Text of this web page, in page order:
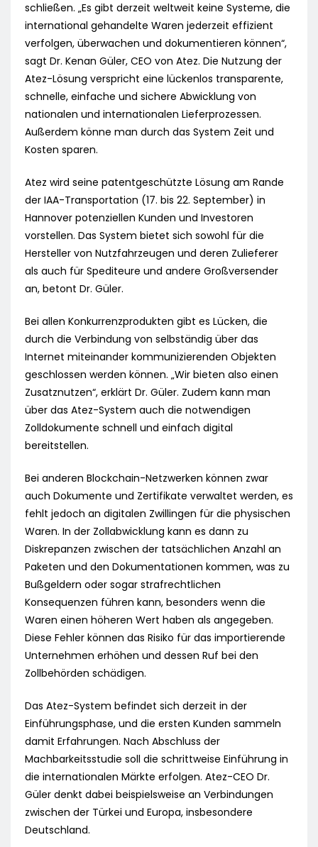
schließen. „Es gibt derzeit weltweit keine Systeme, die
international gehandelte Waren jederzeit effizient
verfolgen, überwachen und dokumentieren können“,
sagt Dr. Kenan Güler, CEO von Atez. Die Nutzung der
Atez-Lösung verspricht eine lückenlos transparente,
schnelle, einfache und sichere Abwicklung von
nationalen und internationalen Lieferprozessen.
Außerdem könne man durch das System Zeit und
Kosten sparen.
Atez wird seine patentgeschützte Lösung am Rande
der IAA-Transportation (17. bis 22. September) in
Hannover potenziellen Kunden und Investoren
vorstellen. Das System bietet sich sowohl für die
Hersteller von Nutzfahrzeugen und deren Zulieferer
als auch für Spediteure und andere Großversender
an, betont Dr. Güler.
Bei allen Konkurrenzprodukten gibt es Lücken, die
durch die Verbindung von selbständig über das
Internet miteinander kommunizierenden Objekten
geschlossen werden können. „Wir bieten also einen
Zusatznutzen“, erklärt Dr. Güler. Zudem kann man
über das Atez-System auch die notwendigen
Zolldokumente schnell und einfach digital
bereitstellen.
Bei anderen Blockchain-Netzwerken können zwar
auch Dokumente und Zertifikate verwaltet werden, es
fehlt jedoch an digitalen Zwillingen für die physischen
Waren. In der Zollabwicklung kann es dann zu
Diskrepanzen zwischen der tatsächlichen Anzahl an
Paketen und den Dokumentationen kommen, was zu
Bußgeldern oder sogar strafrechtlichen
Konsequenzen führen kann, besonders wenn die
Waren einen höheren Wert haben als angegeben.
Diese Fehler können das Risiko für das importierende
Unternehmen erhöhen und dessen Ruf bei den
Zollbehörden schädigen.
Das Atez-System befindet sich derzeit in der
Einführungsphase, und die ersten Kunden sammeln
damit Erfahrungen. Nach Abschluss der
Machbarkeitsstudie soll die schrittweise Einführung in
die internationalen Märkte erfolgen. Atez-CEO Dr.
Güler denkt dabei beispielsweise an Verbindungen
zwischen der Türkei und Europa, insbesondere
Deutschland.